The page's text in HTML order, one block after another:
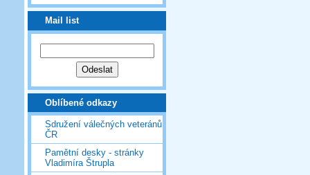
Mail list
Oblíbené odkazy
Sdružení válečných veteránů
ČR
Pamětní desky - stránky
Vladimíra Štrupla